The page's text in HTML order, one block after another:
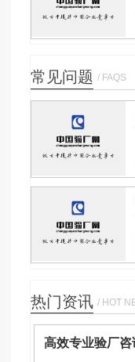
常见问题 / FAQS
热门资讯 / HOT
高效专业验厂